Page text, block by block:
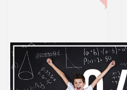
DJI RS 4 Pro Combo
(2026)